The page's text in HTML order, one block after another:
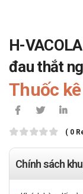
H-
đau thắt
Thuốc
( 0
Chính sách